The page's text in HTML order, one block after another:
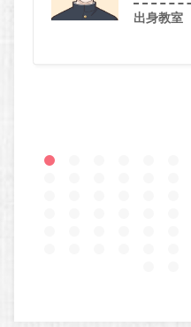
出身教室